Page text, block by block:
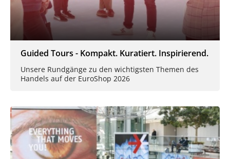
Guided Tours - Kompakt. Kuratiert. Inspirierend.
Unsere Rundgänge zu den wichtigsten Themen des
Handels auf der EuroShop 2026